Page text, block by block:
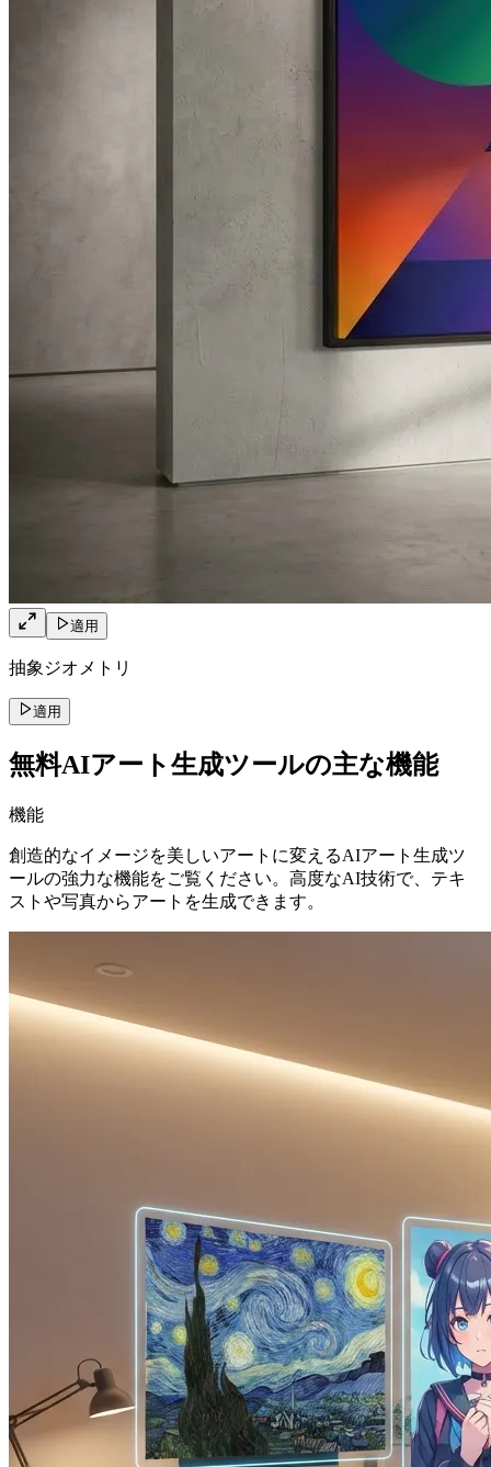
適用
抽象ジオメトリ
適用
無料AIアート生成ツールの主な機能
機能
創造的なイメージを美しいアートに変えるAIアート生成ツ
ールの強力な機能をご覧ください。高度なAI技術で、テキ
ストや写真からアートを生成できます。